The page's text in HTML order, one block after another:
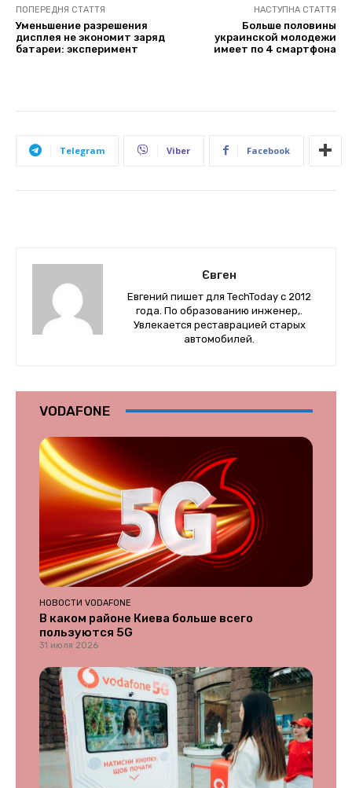
ПОПЕРЕДНЯ СТАТТЯ
Уменьшение разрешения
дисплея не экономит заряд
батареи: эксперимент
НАСТУПНА СТАТТЯ
Больше половины
украинской молодежи
имеет по 4 смартфона
Telegram Viber Facebook
Євген
Евгений пишет для TechToday с 2012
года. По образованию инженер,.
Увлекается реставрацией старых
автомобилей.
VODAFONE
НОВОСТИ VODAFONE
В каком районе Киева больше всего
пользуются 5G
31 июля 2026